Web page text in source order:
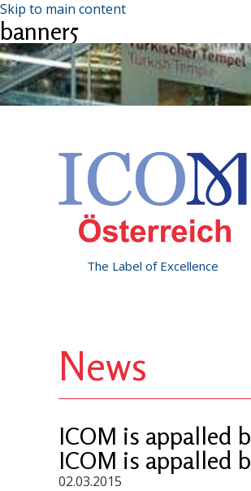
Skip to main content
banner5
The Label of Excellence
News
ICOM is appalled
ICOM is appalled
02.03.2015